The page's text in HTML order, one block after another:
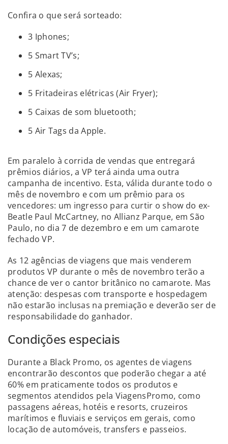
Confira o que será sorteado:
3 Iphones;
5 Smart TV’s;
5 Alexas;
5 Fritadeiras elétricas (Air Fryer);
5 Caixas de som bluetooth;
5 Air Tags da Apple.
Em paralelo à corrida de vendas que entregará
prêmios diários, a VP terá ainda uma outra
campanha de incentivo. Esta, válida durante todo o
mês de novembro e com um prêmio para os
vencedores: um ingresso para curtir o show do ex-
Beatle Paul McCartney, no Allianz Parque, em São
Paulo, no dia 7 de dezembro e em um camarote
fechado VP.
As 12 agências de viagens que mais venderem
produtos VP durante o mês de novembro terão a
chance de ver o cantor britânico no camarote. Mas
atenção: despesas com transporte e hospedagem
não estarão inclusas na premiação e deverão ser de
responsabilidade do ganhador.
Condições especiais
Durante a Black Promo, os agentes de viagens
encontrarão descontos que poderão chegar a até
60% em praticamente todos os produtos e
segmentos atendidos pela ViagensPromo, como
passagens aéreas, hotéis e resorts, cruzeiros
marítimos e fluviais e serviços em gerais, como
locação de automóveis, transfers e passeios.